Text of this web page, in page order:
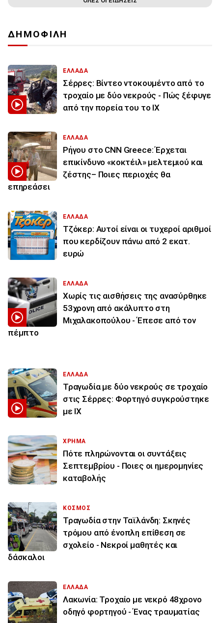
ΔΗΜΟΦΙΛΗ
ΕΛΛΑΔΑ
Σέρρες: Βίντεο ντοκουμέντο από το
τροχαίο με δύο νεκρούς - Πώς ξέφυγε
από την πορεία του το ΙΧ
ΕΛΛΑΔΑ
Ρήγου στο CNN Greece: Έρχεται
επικίνδυνο «κοκτέιλ» μελτεμιού και
ζέστης– Ποιες περιοχές θα
επηρεάσει
ΕΛΛΑΔΑ
Τζόκερ: Αυτοί είναι οι τυχεροί αριθμοί
που κερδίζουν πάνω από 2 εκατ.
ευρώ
ΕΛΛΑΔΑ
Χωρίς τις αισθήσεις της ανασύρθηκε
53χρονη από ακάλυπτο στη
Μιχαλακοπούλου - Έπεσε από τον
πέμπτο
ΕΛΛΑΔΑ
Τραγωδία με δύο νεκρούς σε τροχαίο
στις Σέρρες: Φορτηγό συγκρούστηκε
με ΙΧ
ΧΡΗΜΑ
Πότε πληρώνονται οι συντάξεις
Σεπτεμβρίου - Ποιες οι ημερομηνίες
καταβολής
ΚΟΣΜΟΣ
Τραγωδία στην Ταϊλάνδη: Σκηνές
τρόμου από ένοπλη επίθεση σε
σχολείο - Νεκροί μαθητές και
δάσκαλοι
ΕΛΛΑΔΑ
Λακωνία: Τροχαίο με νεκρό 48χρονο
οδηγό φορτηγού - Ένας τραυματίας